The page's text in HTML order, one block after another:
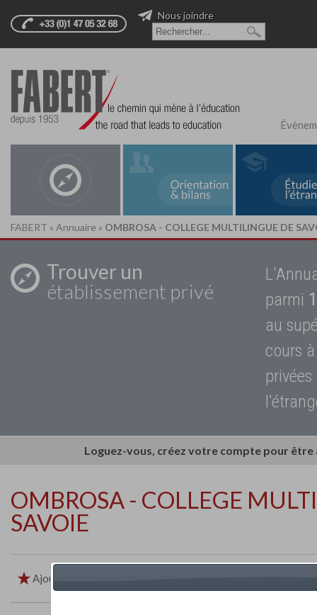
Nous joindre
FABERT » Annuaire » OMBROSA - COLLEGE MULTILINGUE DE
Trouver un
établissement privé
parmi
au
cours
Loguez-vous, créez votre compte pour
OMBROSA - COLLEGE
SAVOIE
Ajouter aux favoris